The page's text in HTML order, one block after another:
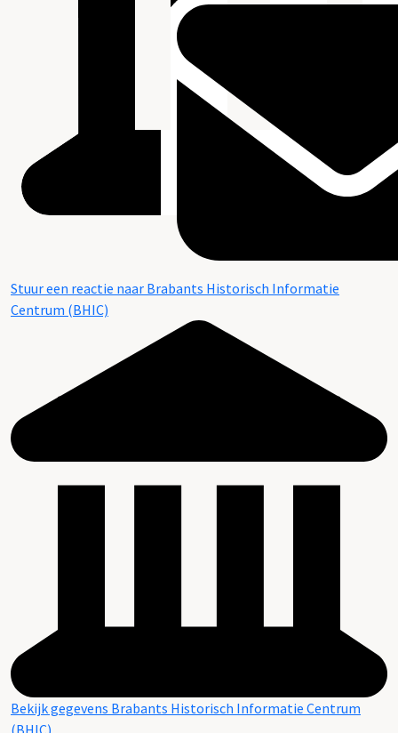
Stuur een reactie naar Brabants Historisch Informatie
Centrum (BHIC)
Bekijk gegevens Brabants Historisch Informatie Centrum